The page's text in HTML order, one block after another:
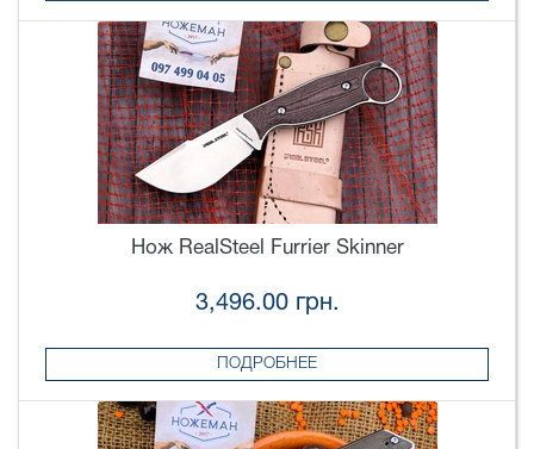
Нож RealSteel Furrier Skinner
3,496.00 грн.
ПОДРОБНЕЕ